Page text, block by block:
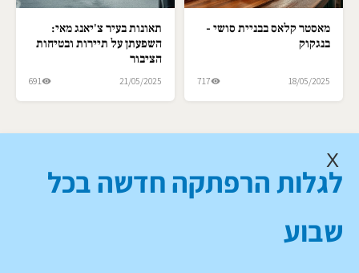
מאסטר קלאס בבניית סושי -
בנגקוק
18/05/2025
717
תאונות בעיר צ'יאנג מאי:
השפעתן על תיירות ובטיחות
הציבור
21/05/2025
691
X
לגלות הרפתקה חדשה בכל
שבוע